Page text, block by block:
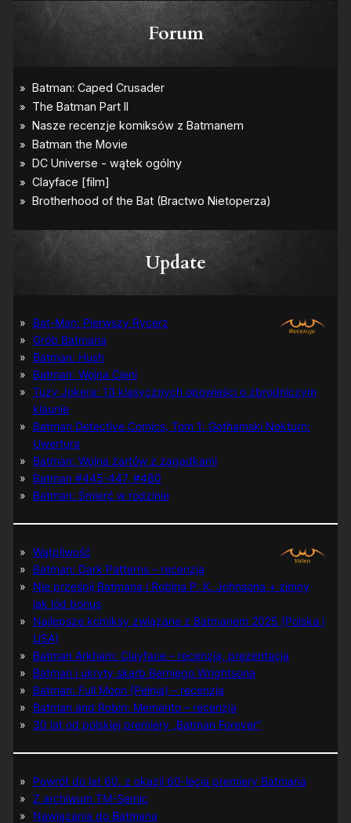
Forum
Update
Bat-Man: Pierwszy Rycerz
Grób Batmana
Batman: Hush
Batman: Wojna Cieni
Tuzy Jokera: 13 klasycznych opowieści o zbrodniczym
klaunie
Batman Detective Comics, Tom 1: Gothamski Nokturn:
Uwertura
Batman: Wojna żartów z zagadkami
Batman #445-447, #480
Batman: Śmierć w rodzinie
Wątpliwość
Batman: Dark Patterns – recenzja
Nie prześpij Batmana i Robina P. K. Johnsona + zimny
jak lód bonus
Najlepsze komiksy związane z Batmanem 2025 (Polska i
USA)
Batman Arkham: Clayface – recenzja, prezentacja
Batman i ukryty skarb Berniego Wrightsona
Batman: Full Moon (Pełnia) – recenzja
Batman and Robin: Memento – recenzja
30 lat od polskiej premiery „Batman Forever”
Powrót do lat 60. z okazji 60-lecia premiery Batmana
Z archiwum TM-Semic
Nawiązania do Batmana